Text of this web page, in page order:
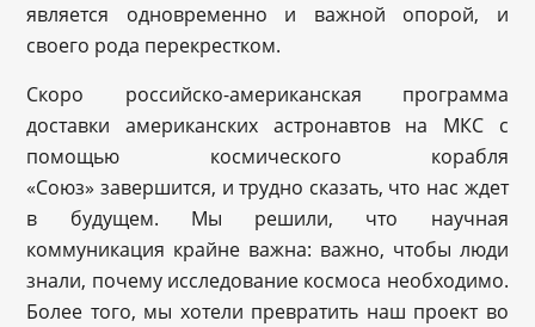
является одновременно и важной опорой, и
своего рода перекрестком.
Скоро российско-американская программа
доставки американских астронавтов на МКС с
помощью космического корабля
«Союз» завершится, и трудно сказать, что нас ждет
в будущем. Мы решили, что научная
коммуникация крайне важна: важно, чтобы люди
знали, почему исследование космоса необходимо.
Более того, мы хотели превратить наш проект во